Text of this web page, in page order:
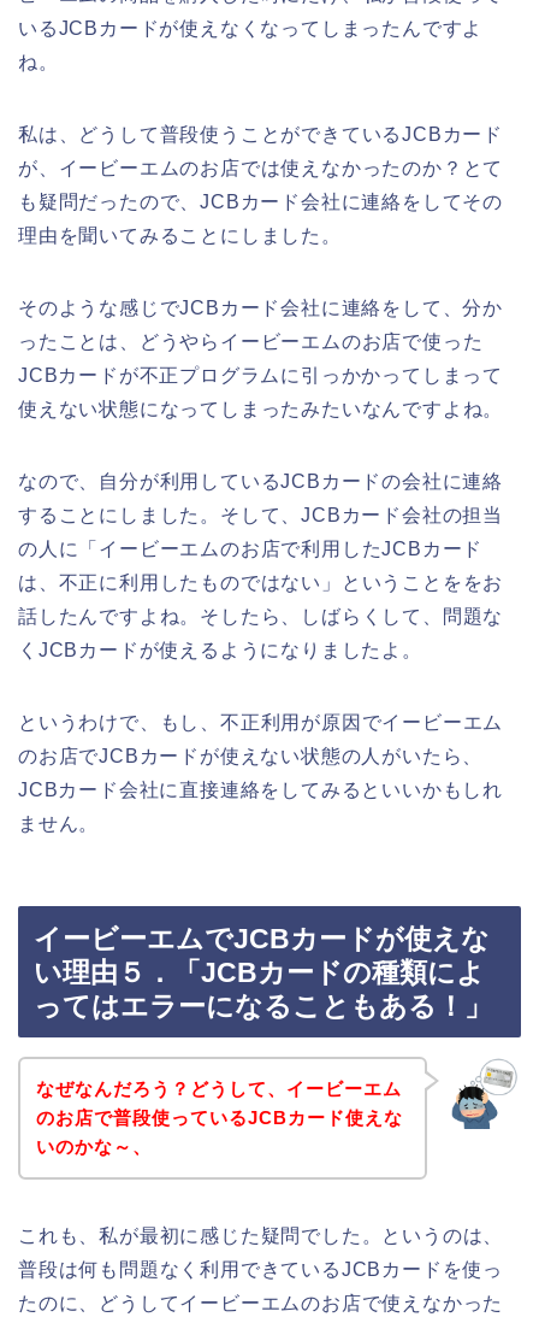
いるJCBカードが使えなくなってしまったんですよ
ね。
私は、どうして普段使うことができているJCBカード
が、イービーエムのお店では使えなかったのか？とて
も疑問だったので、JCBカード会社に連絡をしてその
理由を聞いてみることにしました。
そのような感じでJCBカード会社に連絡をして、分か
ったことは、どうやらイービーエムのお店で使った
JCBカードが不正プログラムに引っかかってしまって
使えない状態になってしまったみたいなんですよね。
なので、自分が利用しているJCBカードの会社に連絡
することにしました。そして、JCBカード会社の担当
の人に「イービーエムのお店で利用したJCBカード
は、不正に利用したものではない」ということををお
話したんですよね。そしたら、しばらくして、問題な
くJCBカードが使えるようになりましたよ。
というわけで、もし、不正利用が原因でイービーエム
のお店でJCBカードが使えない状態の人がいたら、
JCBカード会社に直接連絡をしてみるといいかもしれ
ません。
イービーエムでJCBカードが使えな
い理由５．「JCBカードの種類によ
ってはエラーになることもある！」
なぜなんだろう？どうして、イービーエム
のお店で普段使っているJCBカード使えな
いのかな～、
これも、私が最初に感じた疑問でした。というのは、
普段は何も問題なく利用できているJCBカードを使っ
たのに、どうしてイービーエムのお店で使えなかった